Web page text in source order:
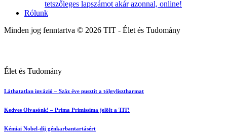
tetszőleges lapszámot akár azonnal, online!
Rólunk
Minden jog fenntartva © 2026 TIT - Élet és Tudomány
Élet és Tudomány
Láthatatlan invázió – Száz éve pusztít a tölgylisztharmat
Kedves Olvasónk! – Prima Primissima jelölt a TIT!
Kémiai Nobel-díj génkarbantartásért